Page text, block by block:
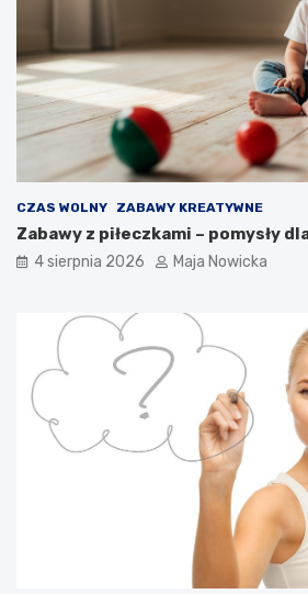
CZAS WOLNY ZABAWY KREATYWNE
Zabawy z piłeczkami – pomysły
4 sierpnia 2026 Maja Nowicka